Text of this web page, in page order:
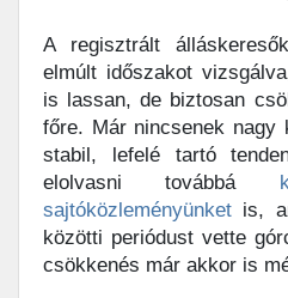
A regisztrált
elmúlt időszakot
is lassan, de biztosan
főre. Már nincsenek nagy
stabil, lefelé tartó
elolvasni továbbá
sajtóközleményünket is,
közötti periódust vette
csökkenés már akkor is